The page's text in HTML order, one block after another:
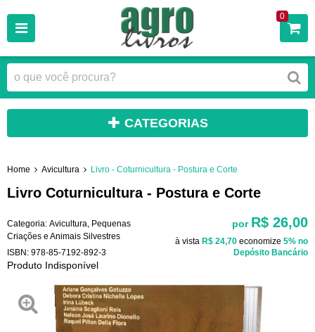
0
CATEGORIAS
Home Avicultura Livro - Coturnicultura - Postura e Corte
Livro Coturnicultura - Postura e Corte
Categoria: Avicultura Pequenas
Criações e Animais Silvestres
ISBN: 978-85-7192-892-3
Produto Indisponível
por R$ 26,00
à vista R$ 24,70 economize 5% no
Depósito Bancário